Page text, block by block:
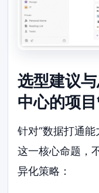
选型建议
中心的项
针对“数据打通
这一核心命题，
异化策略：